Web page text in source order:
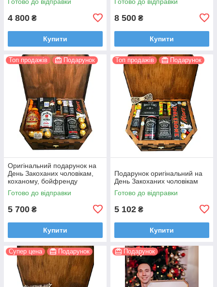
4 800 ₴
Купити
8 500 ₴
Купити
Топ продажів Подарунок
Оригінальний подарунок на
День Закоханих чоловікам,
коханому, бойфренду
Готово до відправки
5 700 ₴
Купити
Топ продажів Подарунок
Подарунок оригінальний на
День Закоханих чоловікам
Готово до відправки
5 102 ₴
Купити
Супер цена Подарунок Подарунок